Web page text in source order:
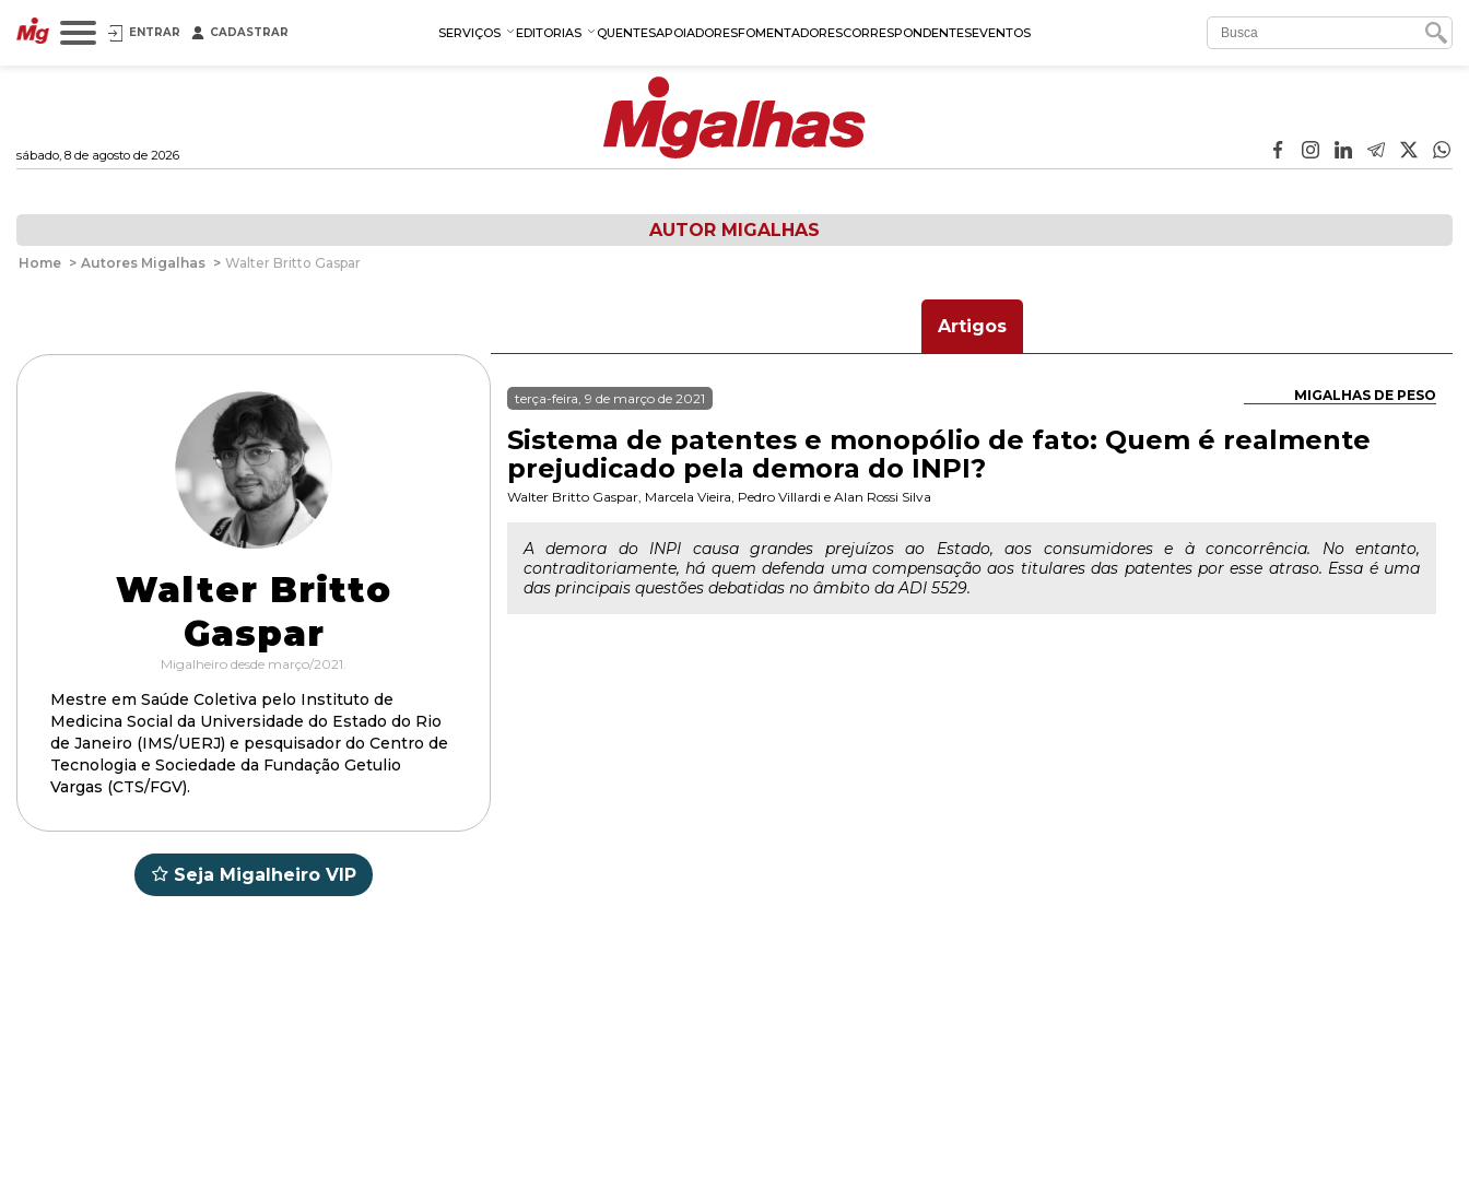
ENTRAR CADASTRAR SERVIÇOS EDITORIAS QUENTESAPOIADORESFOMENTADORESCORRESPONDENTESEVENTOS
sábado, 8 de agosto de 2026
AUTOR MIGALHAS
Home > Autores Migalhas > Walter Britto Gaspar
Walter Britto
Gaspar
Migalheiro desde março/2021.
Mestre em Saúde Coletiva pelo Instituto de
Medicina Social da Universidade do Estado do Rio
de Janeiro (IMS/UERJ) e pesquisador do Centro de
Tecnologia e Sociedade da Fundação Getulio
Vargas (CTS/FGV).
Seja Migalheiro VIP
Artigos
MIGALHAS DE PESO
terça-feira, 9 de março de 2021
Sistema de patentes e monopólio de fato: Quem é realmente
prejudicado pela demora do INPI?
Walter Britto Gaspar, Marcela Vieira, Pedro Villardi e Alan Rossi Silva
A demora do INPI causa grandes prejuízos ao Estado, aos consumidores e à concorrência. No entanto,
contraditoriamente, há quem defenda uma compensação aos titulares das patentes por esse atraso. Essa é uma
das principais questões debatidas no âmbito da ADI 5529.